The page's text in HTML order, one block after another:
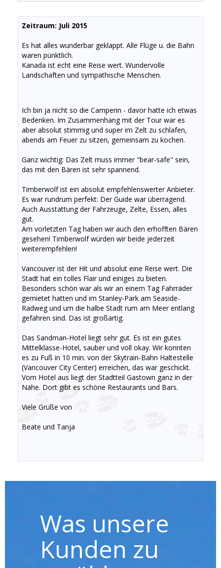
Zeitraum: Juli 2015
Es hat alles wunderbar geklappt. Alle Flüge u. die Bahn
waren pünktlich.
Kanada ist echt eine Reise wert. Wundervolle
Landschaften und sympathische Menschen.
Ich bin ja nicht so die Camperin - davor hatte ich etwas
Bedenken. Im Zusammenhang mit der Tour war es
aber absolut stimmig und super im Zelt zu schlafen,
abends am Feuer zu sitzen, gemeinsam zu kochen.
Ganz wichtig: Das Zelt muss immer "bear-safe" sein,
das mit den Bären ist sehr spannend.
Timberwolf ist ein absolut empfehlenswerter Anbieter.
Es war rundrum perfekt: Der Guide war überragend.
Auch Ausstattung der Fahrzeuge, Zelte, Essen, alles
gut.
Am vorletzten Tag haben wir auch den erhofften Bären
gesehen! Timberwolf würden wir beide jederzeit
weiterempfehlen!
Vancouver ist der Hit und absolut eine Reise wert. Die
Stadt hat ein tolles Flair und einiges zu bieten.
Besonders schön war als wir an einem Tag Fahrräder
gemietet hatten und im Stanley-Park am Seaside-
Radweg und um die halbe Stadt rum am Meer entlang
gefahren sind. Das ist großartig.
Das Sandman-Hotel liegt sehr gut. Es ist ein gutes
Mittelklasse-Hotel, sauber und voll okay. Wir konnten
es zu Fuß in 10 min. von der Skytrain-Bahn Haltestelle
(Vancouver City Center) erreichen, das war geschickt.
Vom Hotel aus liegt der Stadtteil Gastown ganz in der
Nähe. Dort gibt es schöne Restaurants und Bars.
Viele Grüße von
Beate und Tanja
Was unsere
Kunden zu